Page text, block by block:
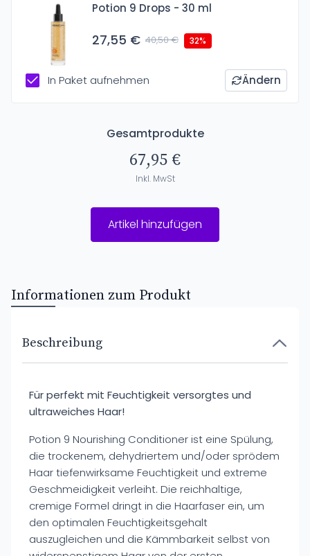
Potion 9 Drops - 30 ml
27,55 € 40,50 € 32%
In Paket aufnehmen Ändern
Gesamtprodukte
67,95 €
Inkl. MwSt
Artikel hinzufügen
Informationen zum Produkt
Beschreibung
Für perfekt mit Feuchtigkeit versorgtes und
ultraweiches Haar!
Potion 9 Nourishing Conditioner ist eine Spülung,
die trockenem, dehydriertem und/oder sprödem
Haar tiefenwirksame Feuchtigkeit und extreme
Geschmeidigkeit verleiht. Die reichhaltige,
cremige Formel dringt in die Haarfaser ein, um
den optimalen Feuchtigkeitsgehalt
auszugleichen und die Kämmbarkeit selbst von